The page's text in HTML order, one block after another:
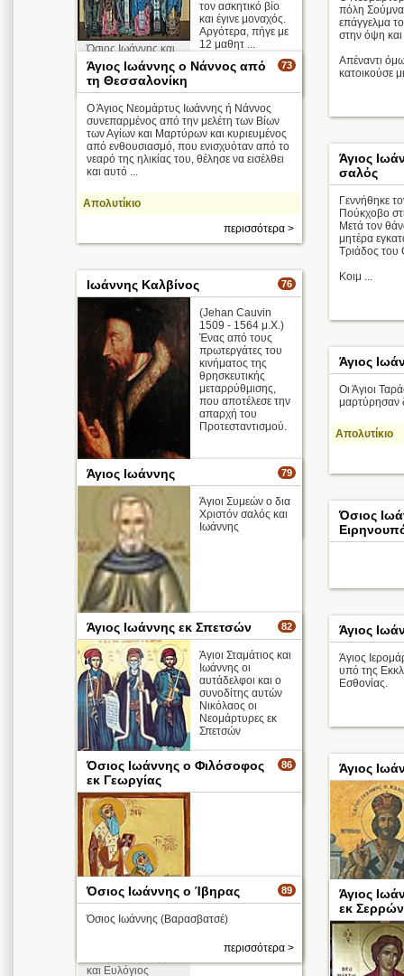
Όσιος Ιωάννης και
οι 12 μαθητές του
τον ασκητικό βίο
και έγινε μοναχός.
Αργότερα, πήγε με
12 μαθητ ...
πόλη Σούμνα
επάγγελμα
στην όψη και
Απέναντι
κατοικούσε
73
Άγιος Ιωάννης ο Νάννος από
τη Θεσσαλονίκη
Ο Άγιος Νεομάρτυς Ιωάννης ή Νάννος
συνεπαρμένος από την μελέτη των Βίων
των Αγίων και Μαρτύρων και κυριευμένος
από ενθουσιασμό, που ενισχυόταν από το
νεαρό της ηλικίας του, θέλησε να εισέλθει
και αυτό ...
Απολυτίκιο
περισσότερα >
Άγιος
σαλός
Γεννήθηκε
Πούκχοβο
Μετά τον
μητέρα
Τριάδος του
Κοιμ ...
76
Ιωάννης Καλβίνος
Ιωάννης Καλβίνος
Άγνωστος
καλλιτέχνης
(Jehan Cauvin
1509 - 1564 μ.Χ.)
Ένας από τους
πρωτεργάτες του
κινήματος της
θρησκευτικής
μεταρρύθμισης,
που αποτέλεσε την
απαρχή του
Προτεσταντισμού.
περισσότερα >
Άγιος
Οι Άγιοι
μαρτύρησαν
Απολυτίκιο
79
Άγιος Ιωάννης
Άγιοι Συμεών ο δια
Χριστόν σαλός και
Ιωάννης
Απολυτίκιο
περισσότερα >
Όσιος
82
Άγιος Ιωάννης εκ Σπετσών
Άγιοι Σταμάτιος και
Ιωάννης οι
αυτάδελφοι και ο
συνοδίτης αυτών
Νικόλαος οι
Νεομάρτυρες εκ
Σπετσών
περισσότερα >
Άγιος
Άγιος
υπό της
Εσθονίας.
86
Όσιος Ιωάννης ο Φιλόσοφος
εκ Γεωργίας
και Ευλόγιος
Άγιος
89
Όσιος Ιωάννης ο Ίβηρας
Όσιος Ιωάννης (Βαρασβατσέ)
περισσότερα >
Άγιος
εκ Σερρών